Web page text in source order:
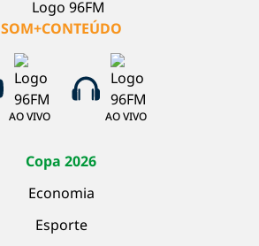
SOM+CONTEÚDO
AO VIVO AO VIVO
Copa 2026
Economia
Esporte